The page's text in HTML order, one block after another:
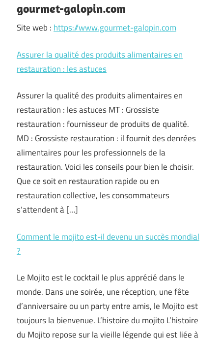
gourmet-galopin.com
Site web : https://www.gourmet-galopin.com
Assurer la qualité des produits alimentaires en
restauration : les astuces
Assurer la qualité des produits alimentaires en
restauration : les astuces MT : Grossiste
restauration : fournisseur de produits de qualité.
MD : Grossiste restauration : il fournit des denrées
alimentaires pour les professionnels de la
restauration. Voici les conseils pour bien le choisir.
Que ce soit en restauration rapide ou en
restauration collective, les consommateurs
s’attendent à […]
Comment le mojito est-il devenu un succès mondial
?
Le Mojito est le cocktail le plus apprécié dans le
monde. Dans une soirée, une réception, une fête
d’anniversaire ou un party entre amis, le Mojito est
toujours la bienvenue. L’histoire du mojito L’histoire
du Mojito repose sur la vieille légende qui est liée à